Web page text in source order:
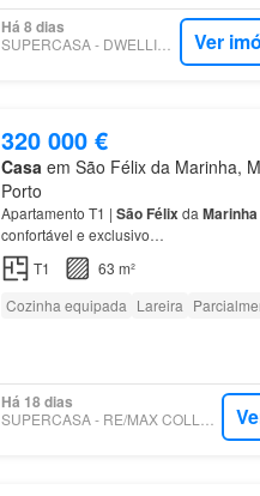
Há 8 dias
SUPERCASA - DWELLING PORTUGAL Ver
320 000 €
Casaem São Félix da Marinha,
Porto
Apartamento T1 | São Félixda Marinha
confortável e exclusivo…
T1
63 m²
Cozinha equipada Lareira
Há 18 dias